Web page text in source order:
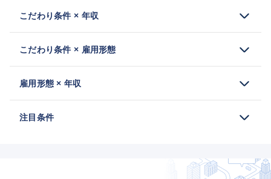
こだわり条件 × 年収
こだわり条件 × 雇用形態
雇用形態 × 年収
注目条件